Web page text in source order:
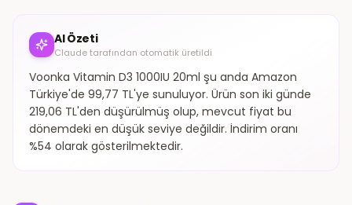
AI Özeti
Claude tarafından otomatik üretildi
Voonka Vitamin D3 1000IU 20ml şu anda Amazon
Türkiye'de 99,77 TL'ye sunuluyor. Ürün son iki günde
219,06 TL'den düşürülmüş olup, mevcut fiyat bu
dönemdeki en düşük seviye değildir. İndirim oranı
%54 olarak gösterilmektedir.